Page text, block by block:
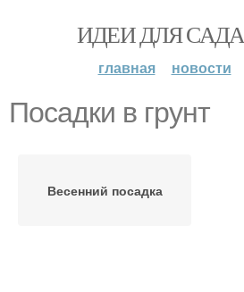
ИДЕИ ДЛЯ
главная новости
Посадки в грунт
Весенний посадка